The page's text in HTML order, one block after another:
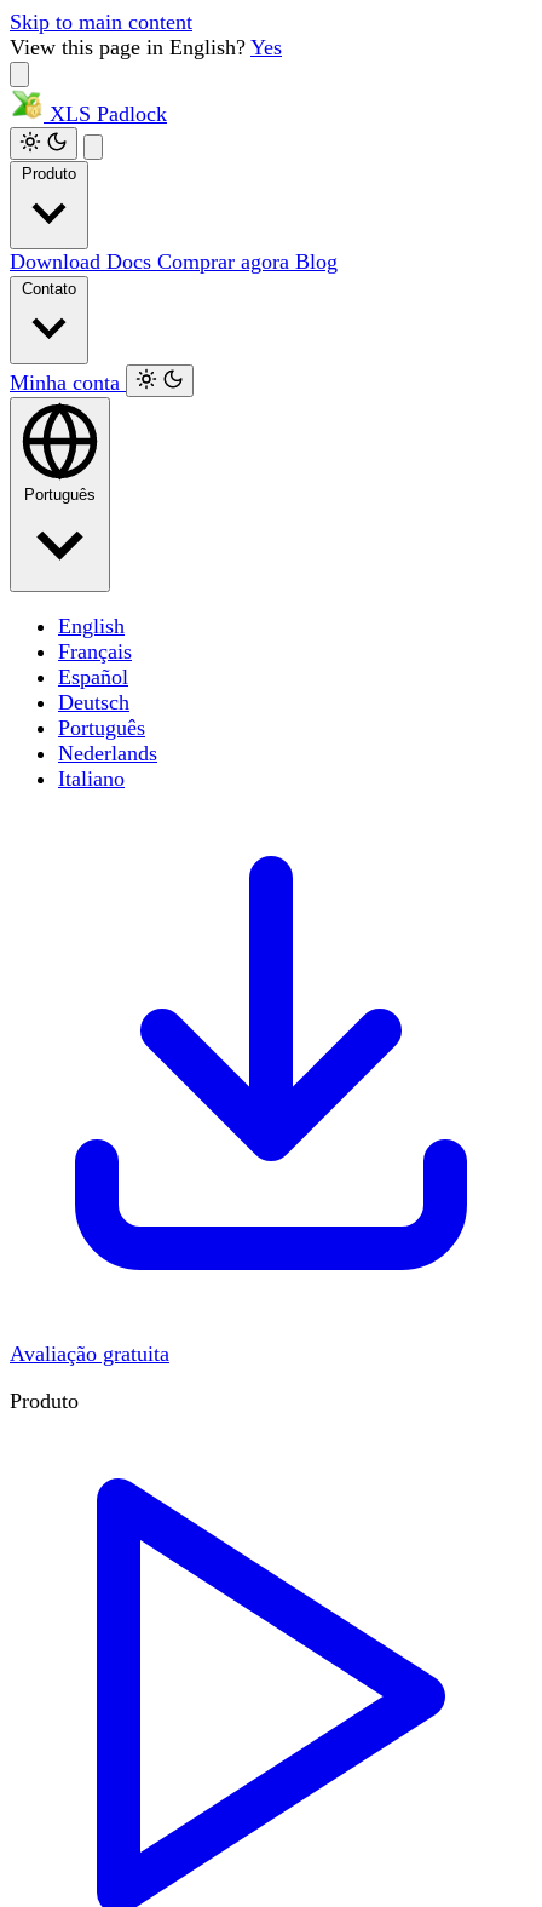
Skip to main content
View this page in English? Yes
XLS Padlock
Download Docs Comprar agora Blog
Minha conta
Português
English
Français
Español
Deutsch
Português
Nederlands
Italiano
Avaliação gratuita
Produto